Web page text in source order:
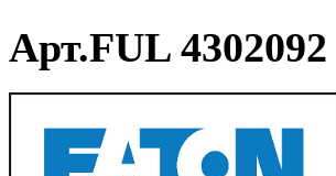
Арт.FUL 4302092